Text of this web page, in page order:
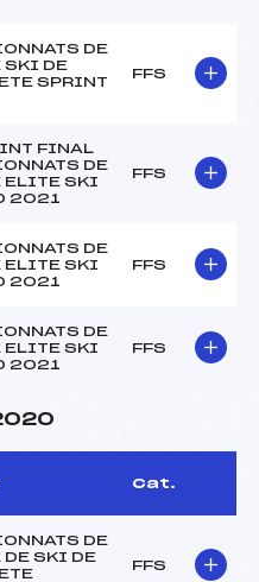
DE
SKI DE
SPRINT
FFS
FINAL
DE
ELITE SKI
2021
FFS
DE
ELITE SKI
2021
FFS
DE
ELITE SKI
2021
FFS
Cat.
DE
DE SKI DE
FFS